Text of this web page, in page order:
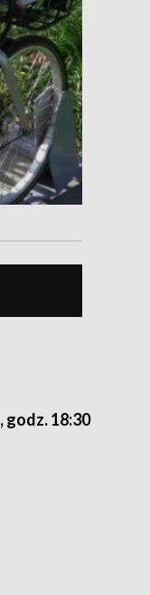
godz. 18:30